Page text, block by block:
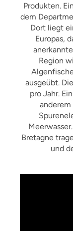
Produkten.
dem
Dort liegt
Europas,
Region
ausgeübt.
pro Jahr.
anderem
Bretagne
und